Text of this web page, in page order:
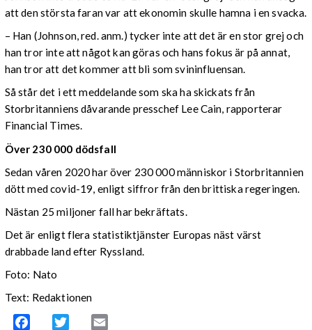
att den största faran var att ekonomin skulle hamna i en svacka.
– Han (Johnson, red. anm.) tycker inte att det är en stor grej och
han tror inte att något kan göras och hans fokus är på annat,
han tror att det kommer att bli som svininfluensan.
Så står det i ett meddelande som ska ha skickats från
Storbritanniens dåvarande presschef Lee Cain, rapporterar
Financial Times.
Över 230 000 dödsfall
Sedan våren 2020 har över 230 000 människor i Storbritannien
dött med covid-19, enligt siffror från den brittiska regeringen.
Nästan 25 miljoner fall har bekräftats.
Det är enligt flera statistiktjänster Europas näst värst
drabbade land efter Ryssland.
Foto: Nato
Text: Redaktionen
Facebook Twitter